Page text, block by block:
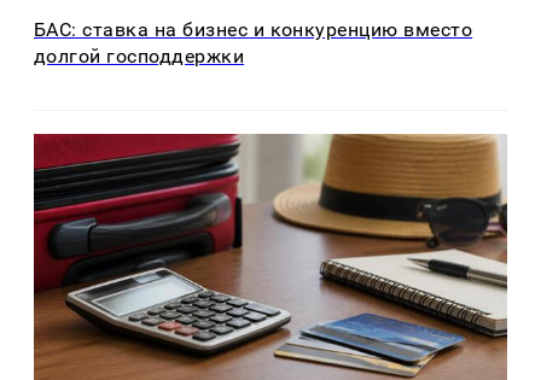
БАС: ставка на бизнес и конкуренцию вместо
долгой господдержки